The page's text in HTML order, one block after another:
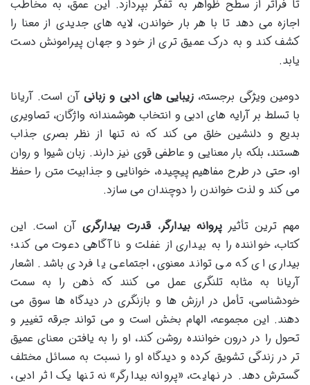
تا فراتر از سطح ظواهر به تفکر بپردازد. این عمق، به مخاطب
اجازه می دهد تا با هر بار خواندن، لایه های جدیدی از معنا را
کشف کند و به درک عمیق تری از خود و جهان پیرامونش دست
یابد.
دومین ویژگی برجسته، زیبایی های ادبی و زبانی آن است. آریانا
با تسلط بر آرایه های ادبی و انتخاب هوشمندانه واژگان، تصاویری
بدیع و دلنشین خلق می کند که نه تنها از نظر بصری جذاب
هستند، بلکه بار معنایی و عاطفی قوی نیز دارند. زبان شیوا و روان
او، حتی در طرح مفاهیم پیچیده، خوانایی و جذابیت متن را حفظ
می کند و لذت خواندن را دوچندان می سازد.
مهم ترین تأثیرپروانه بیدارگر،قدرت بیدارگریآن است. این
کتاب، خواننده را به بیداری از غفلت و ناآگاهی دعوت می کند؛
بیداری ای که می تواند معنوی، اجتماعی یا فردی باشد. اشعار
آریانا به مثابه تلنگری عمل می کنند که ذهن را به سمت
خودشناسی، تأمل در ارزش ها و بازنگری در دیدگاه ها سوق می
دهند. این مجموعه، الهام بخش است و می تواند جرقه تغییر و
تحول را در درون خواننده روشن کند، او را به یافتن معنای عمیق
تر در زندگی تشویق کرده و دیدگاه او را نسبت به مسائل مختلف
گسترش دهد. در نهایت، «پروانه بیدارگر» نه تنها یک اثر ادبی،